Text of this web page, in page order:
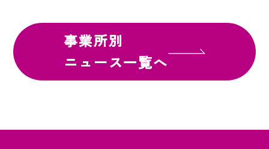
事業所別
ニュース一覧へ